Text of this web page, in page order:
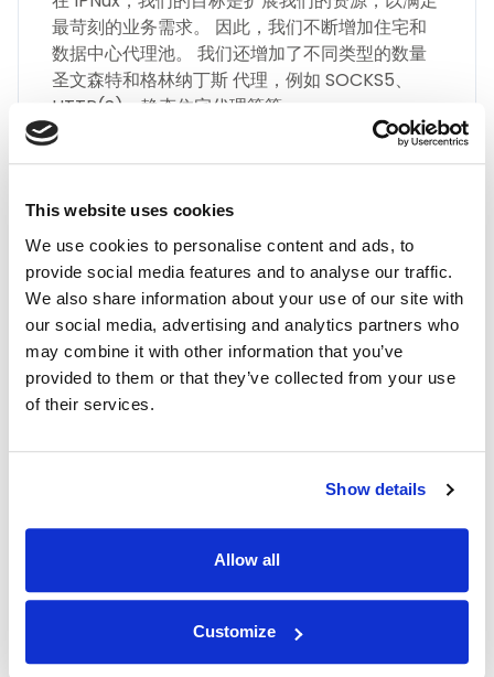
This website uses cookies
We use cookies to personalise content and ads, to
provide social media features and to analyse our traffic.
We also share information about your use of our site with
our social media, advertising and analytics partners who
may combine it with other information that you’ve
provided to them or that they’ve collected from your use
of their services.
Show details
Allow all
Customize
最苛刻的业务需求。 因此，我们不断增加住宅和
数据中心代理池。 我们还增加了不同类型的数量
圣文森特和格林纳丁斯 代理，例如 SOCKS5、
HTTP(S)、静态住宅代理等等。
最高品质
通过 IPnux 采用业界最高质量的代理。 我们的代
理经过精心策划，可提供卓越的性能、无与伦比的
安全性和无缝的在线匿名性。 相信我们对满足您
纳丁斯 住宅代理。
最快 圣文森特和格林纳丁斯 正常运行时间